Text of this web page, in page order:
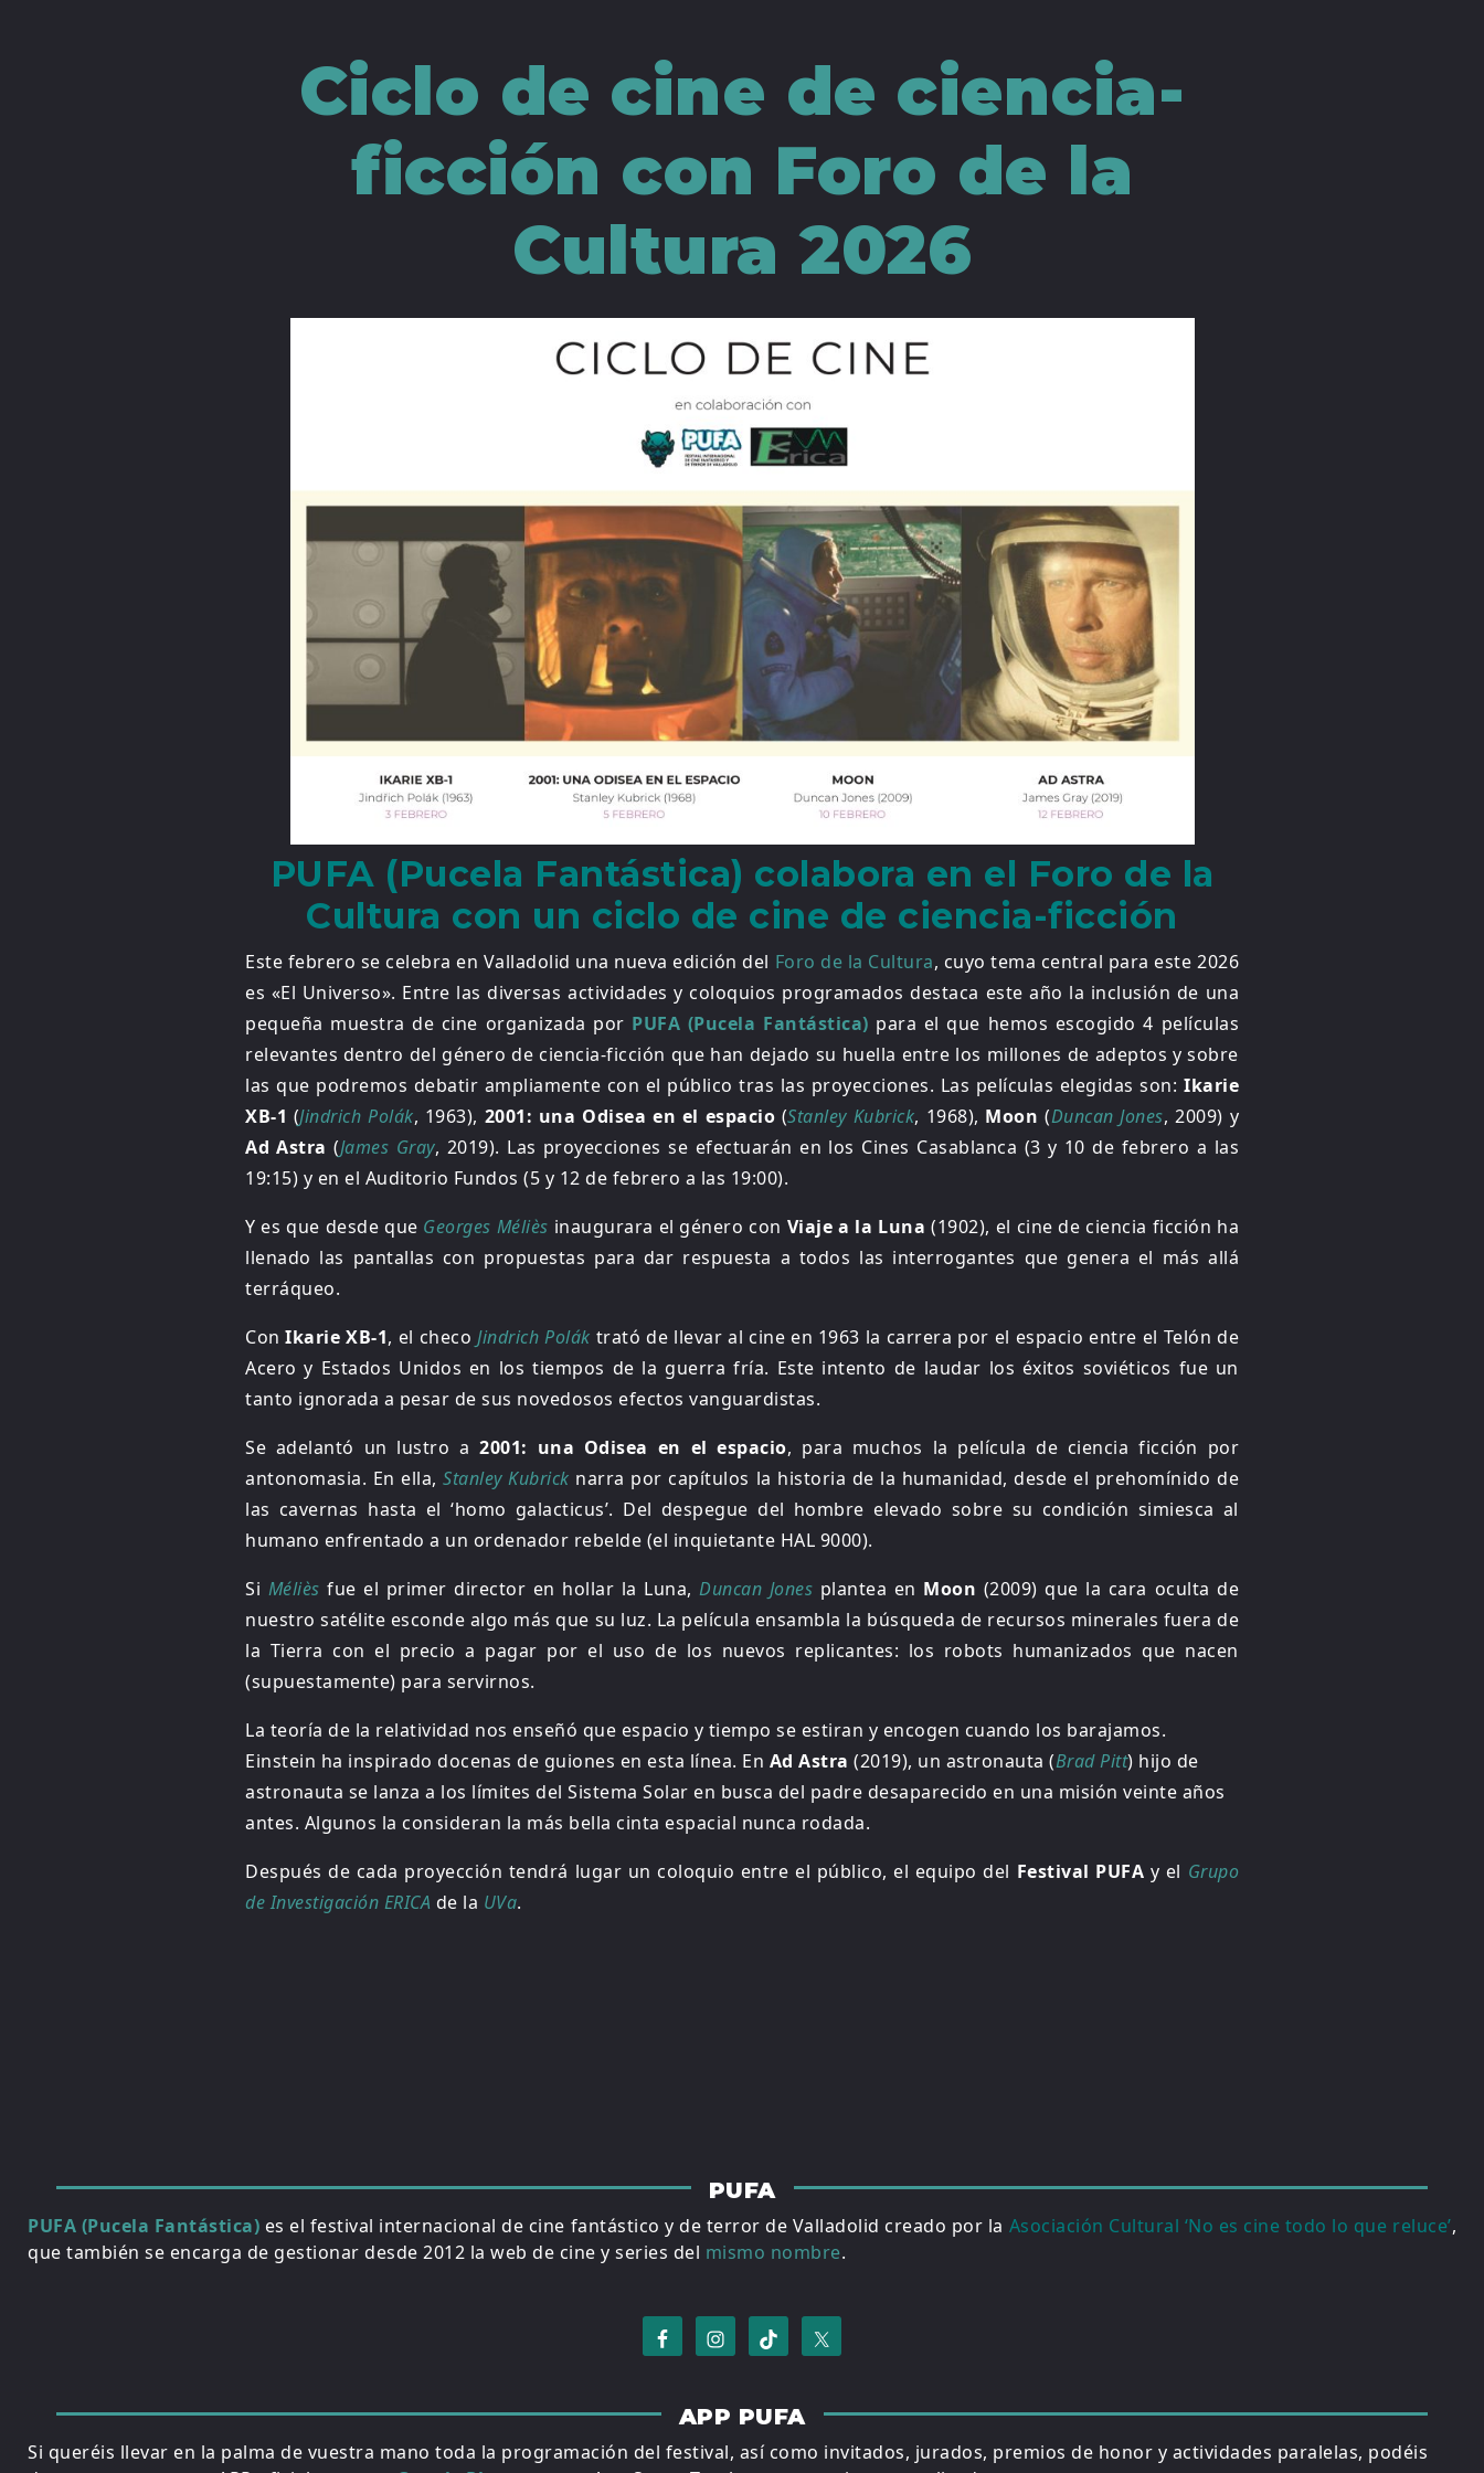
Ciclo de cine de ciencia-
ficción con Foro de la
Cultura 2026
PUFA (Pucela Fantástica) colabora en el Foro de la
Cultura con un ciclo de cine de ciencia-ficción
Este febrero se celebra en Valladolid una nueva edición del Foro de la Cultura, cuyo tema central para este 2026
es «El Universo». Entre las diversas actividades y coloquios programados destaca este año la inclusión de una
pequeña muestra de cine organizada por PUFA (Pucela Fantástica) para el que hemos escogido 4 películas
relevantes dentro del género de ciencia-ficción que han dejado su huella entre los millones de adeptos y sobre
las que podremos debatir ampliamente con el público tras las proyecciones. Las películas elegidas son: Ikarie
XB-1 (Jindrich Polák, 1963), 2001: una Odisea en el espacio (Stanley Kubrick, 1968), Moon (Duncan Jones, 2009) y
Ad Astra (James Gray, 2019). Las proyecciones se efectuarán en los Cines Casablanca (3 y 10 de febrero a las
19:15) y en el Auditorio Fundos (5 y 12 de febrero a las 19:00).
Y es que desde que Georges Méliès inaugurara el género con Viaje a la Luna (1902), el cine de ciencia ficción ha
llenado las pantallas con propuestas para dar respuesta a todos las interrogantes que genera el más allá
terráqueo.
ConIkarie XB-1, el checoJindrich Polák trató de llevar al cine en 1963 la carrera por el espacio entre el Telón de
Acero y Estados Unidos en los tiempos de la guerra fría. Este intento de laudar los éxitos soviéticos fue un
tanto ignorada a pesar de sus novedosos efectos vanguardistas.
Se adelantó un lustro a2001: una Odisea en el espacio, para muchos la película de ciencia ficción por
antonomasia. En ella,Stanley Kubrick narra por capítulos la historia de la humanidad, desde el prehomínido de
las cavernas hasta el ‘homo galacticus’. Del despegue del hombre elevado sobre su condición simiesca al
humano enfrentado a un ordenador rebelde (el inquietante HAL 9000).
Si Méliès fue el primer director en hollar la Luna,Duncan Jones plantea en Moon (2009) que la cara oculta de
nuestro satélite esconde algo más que su luz. La película ensambla la búsqueda de recursos minerales fuera de
la Tierra con el precio a pagar por el uso de los nuevos replicantes: los robots humanizados que nacen
(supuestamente) para servirnos.
La teoría de la relatividad nos enseñó que espacio y tiempo se estiran y encogen cuando los barajamos.
Einstein ha inspirado docenas de guiones en esta línea. En Ad Astra (2019), un astronauta (Brad Pitt) hijo de
astronauta se lanza a los límites del Sistema Solar en busca del padre desaparecido en una misión veinte años
antes. Algunos la consideran la más bella cinta espacial nunca rodada.
Después de cada proyección tendrá lugar un coloquio entre el público, el equipo del Festival PUFA y el Grupo
de Investigación ERICA de la UVa.
PUFA
PUFA (Pucela Fantástica) es el festival internacional de cine fantástico y de terror de Valladolid creado por la Asociación Cultural ‘No es cine todo lo que reluce’,
que también se encarga de gestionar desde 2012 la web de cine y series del mismo nombre.
APP PUFA
Si queréis llevar en la palma de vuestra mano toda la programación del festival, así como invitados, jurados, premios de honor y actividades paralelas, podéis